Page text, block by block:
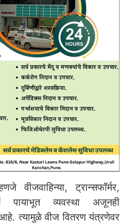
वीजवाहिन्या, ट्रान्सफॉर्मर,
व्यवस्था अजूनही
त्यामुळे वीज वितरण यंत्रणेवर